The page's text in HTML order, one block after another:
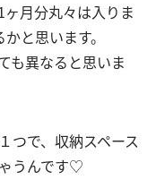
月分丸々は入りま
と思います。
も異なると思いま
つで、収納スペース
うんです♡